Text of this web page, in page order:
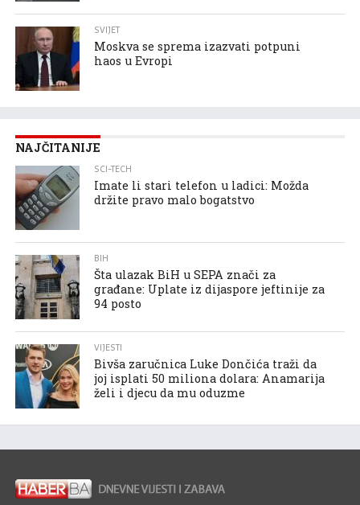
SVIJET
Moskva se sprema izazvati potpuni
haos u Evropi
NAJČITANIJE
SCI-TECH
Imate li stari telefon u ladici: Možda
držite pravo malo bogatstvo
BIH
Šta ulazak BiH u SEPA znači za
građane: Uplate iz dijaspore jeftinije za
94 posto
VIJESTI
Bivša zaručnica Luke Dončića traži da
joj isplati 50 miliona dolara: Anamarija
želi i djecu da mu oduzme